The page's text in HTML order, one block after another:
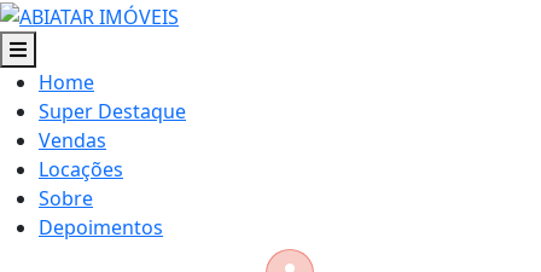
Home
Super Destaque
Vendas
Locações
Sobre
Depoimentos